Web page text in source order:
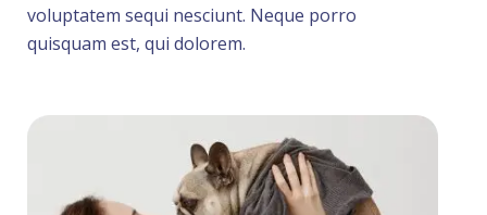
voluptatem sequi nesciunt. Neque porro
quisquam est, qui dolorem.